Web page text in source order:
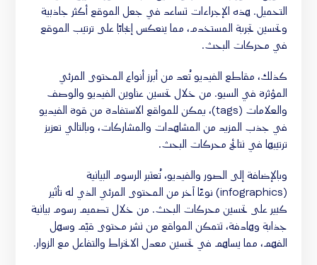
التحميل. هذه الإجراءات تساعد في جعل الموقع أكثر جاذبية
وتحسين تجربة المستخدم، مما ينعكس إيجابًا على ترتيب الموقع
في محركات البحث.
كذلك، مقاطع الفيديو تُعد من أبرز أنواع المحتوى المرئي
المؤثرة في السيو. من خلال تحسين عناوين الفيديو والوصف
والعلامات (tags)، يمكن للمواقع الاستفادة من قوة الفيديو
في جذب المزيد من المشاهدات والمشاركات، وبالتالي تعزيز
ترتيبها في نتائج محركات البحث.
وبالإضافة إلى الصور والفيديو، تُعتبر الرسوم البيانية
(infographics) نوعًا آخر من المحتوى المرئي الذي له تأثير
كبير على تحسين محركات البحث. من خلال تصميم رسوم بيانية
جذابة وهادفة، تتمكن المواقع من نشر محتوى قيّم وسهل
الفهم، مما يساهم في تحسين معدل الانخراط والتفاعل مع الزوار.